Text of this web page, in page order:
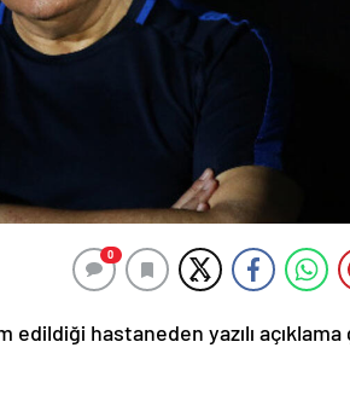
0
edildiği hastaneden yazılı açıklama